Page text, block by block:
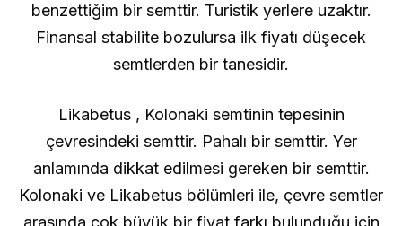
benzettiğim bir semttir. Turistik yerlere uzaktır.
Finansal stabilite bozulursa ilk fiyatı düşecek
semtlerden bir tanesidir.
Likabetus , Kolonaki semtinin tepesinin
çevresindeki semttir. Pahalı bir semttir. Yer
anlamında dikkat edilmesi gereken bir semttir.
Kolonaki ve Likabetus bölümleri ile, çevre semtler